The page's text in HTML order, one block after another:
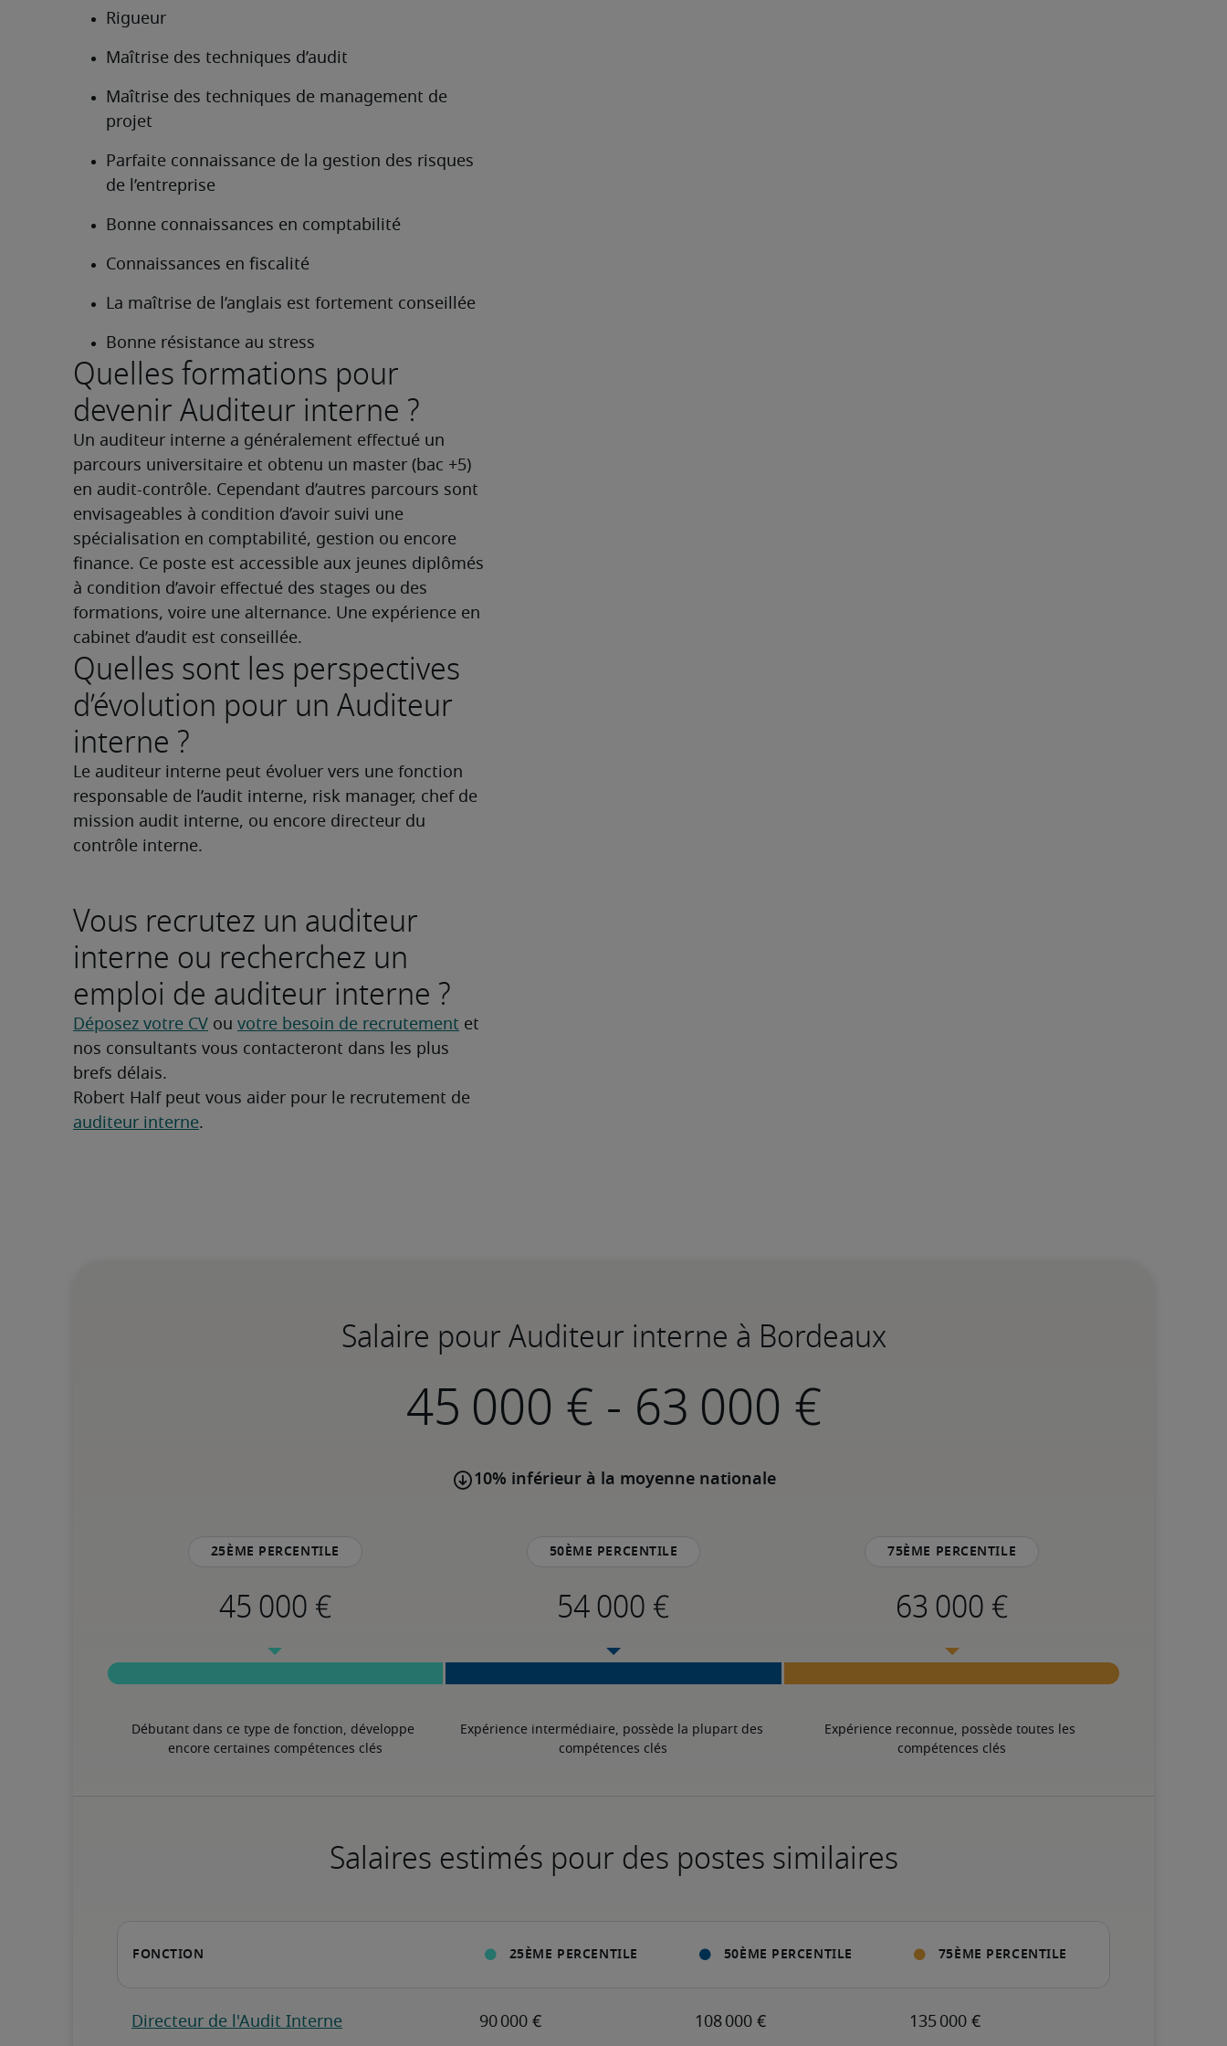
Rigueur
Maîtrise des techniques d’audit
Maîtrise des techniques de management de
projet
Parfaite connaissance de la gestion des risques
de l’entreprise
Bonne connaissances en comptabilité
Connaissances en fiscalité
La maîtrise de l’anglais est fortement conseillée
Bonne résistance au stress
Quelles formations pour
devenir Auditeur interne ?
Un auditeur interne a généralement effectué un
parcours universitaire et obtenu un master (bac +5)
en audit-contrôle. Cependant d’autres parcours sont
envisageables à condition d’avoir suivi une
spécialisation en comptabilité, gestion ou encore
finance. Ce poste est accessible aux jeunes diplômés
à condition d’avoir effectué des stages ou des
formations, voire une alternance. Une expérience en
cabinet d’audit est conseillée.
Quelles sont les perspectives
d’évolution pour un Auditeur
interne ?
Le auditeur interne peut évoluer vers une fonction
responsable de l’audit interne, risk manager, chef de
mission audit interne, ou encore directeur du
contrôle interne.
Vous recrutez un auditeur
interne ou recherchez un
emploi de auditeur interne ?
Déposez votre CV ou votre besoin de recrutement et
nos consultants vous contacteront dans les plus
brefs délais.
auditeur interne.
Salaire pour Auditeur interne à Bordeaux
-
10% inférieur à la moyenne nationale
25ème percentile
Débutant dans ce type de fonction, développe
encore certaines compétences clés
50ème percentile
Expérience intermédiaire, possède la plupart des
compétences clés
75ème percentile
Expérience reconnue, possède toutes les
compétences clés
Salaires estimés pour des postes similaires